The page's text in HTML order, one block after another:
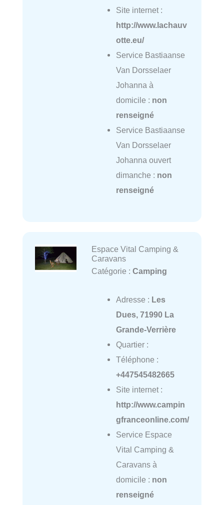
Site internet :
http://www.lachauv
otte.eu/
Service Bastiaanse
Van Dorsselaer
Johanna à
domicile : non
renseigné
Service Bastiaanse
Van Dorsselaer
Johanna ouvert
dimanche : non
renseigné
Espace Vital Camping &
Caravans
Catégorie : Camping
Adresse : Les
Dues, 71990 La
Grande-Verrière
Quartier :
Téléphone :
+447545482665
Site internet :
http://www.campin
gfranceonline.com/
Service Espace
Vital Camping &
Caravans à
domicile : non
renseigné